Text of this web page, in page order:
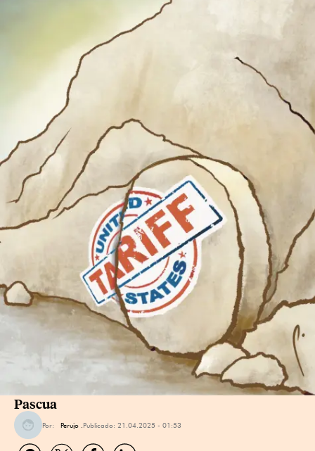
Pascua
Por: Perujo . Publicado: 21.04.2025 - 01:53